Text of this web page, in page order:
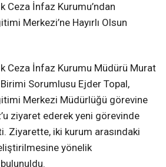
Ceza İnfaz Kurumu’ndan
Merkezi’ne Hayırlı Olsun
Ceza İnfaz Kurumu Müdürü Murat
Sorumlusu Ejder Topal,
Merkezi Müdürlüğü görevine
ziyaret ederek yeni görevinde
Ziyarette, iki kurum arasındaki
yönelik